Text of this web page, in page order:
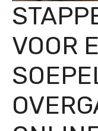
VOOR